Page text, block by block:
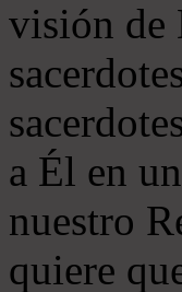
visión de
a Él en
nuestro
quiere